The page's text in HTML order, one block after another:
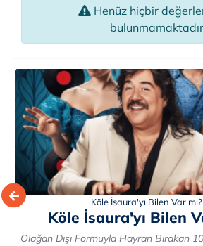
Henüz hiçbir
Devlerin Ayak İzleri
Devlerin Ayak
Devlerin Ayak İzleri / Terracotta